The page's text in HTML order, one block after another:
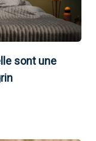
sont une